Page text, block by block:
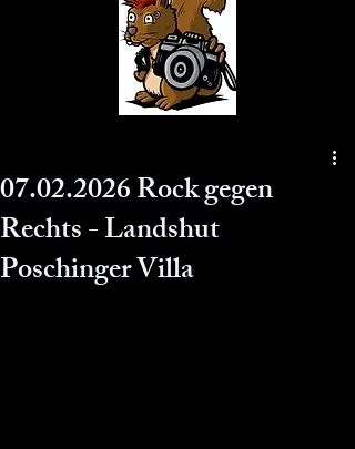
07.02.2026 Rock gegen
Rechts - Landshut
Poschinger Villa